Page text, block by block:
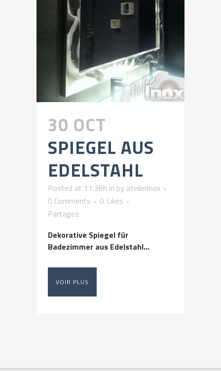
30 OCT
SPIEGEL AUS
EDELSTAHL
Posted at 11:36h in by atelierinox
0 Comments
0 Likes
Partagez
Dekorative Spiegel für
Badezimmer aus Edelstahl...
VOIR PLUS